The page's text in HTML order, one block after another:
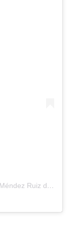
Una publicación compartida de Rafael Méndez Ruiz de Villegas (@rafamendez_92)